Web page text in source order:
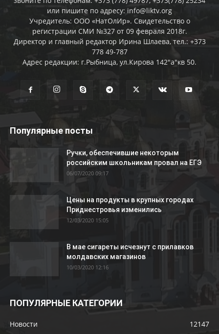
или пишите по адресу: info@liktv.org
Учредитель: ООО «НатОлИр». Свидетельство о
регистрации СМИ №327 от 09 февраля 2018г.
Директор и главный редактор Ирина Шлаева, тел.: +373
778 49-787
Адрес редакции: г.Рыбница, ул.Кирова 142"а"кв 50.
Популярные посты
Ручки, обеспечившие некоторым
российским школьникам провал на ЕГЭ
06/07/2020 09:17
Цены на продукты в крупных городах
Приднестровья изменились
12/03/2020 15:05
В мае сигареты исчезнут с прилавков
молдавских магазинов
10/03/2020 12:16
ПОПУЛЯРНЫЕ КАТЕГОРИИ
Новости 12147